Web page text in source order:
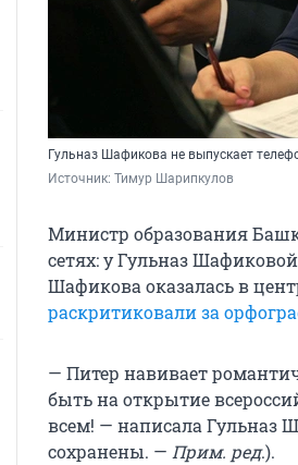
Гульназ Шафикова не выпускает
Источник: Тимур Шарипкулов
Министр образования
сетях: у Гульназ
Шафикова оказалась в
раскритиковали за
— Питер навивает
быть на открытие
всем! — написала Гульназ
сохранены. — Прим. ред.).